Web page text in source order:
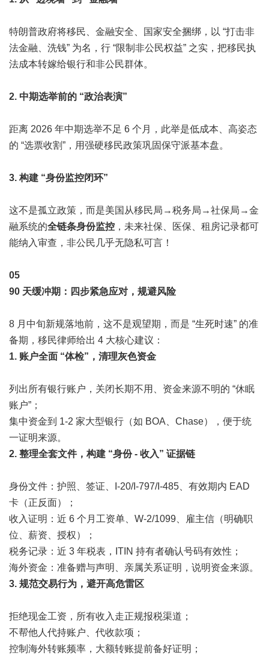
特朗普政府将移民、金融安全、国家安全捆绑，以 “打击非
法金融、洗钱” 为名，行 “限制非公民权益” 之实，把移民执
法成本转嫁给银行和非公民群体。
2. 中期选举前的 “政治表演”
距离 2026 年中期选举不足 6 个月，此举是低成本、高姿态
的 “选票收割”，用强硬移民政策巩固保守派基本盘。
3. 构建 “身份监控闭环”
这不是孤立政策，而是美国从移民局→税务局→社保局→金
融系统的全链条身份监控 ，未来社保、医保、租房记录都可
能纳入审查，非公民几乎无隐私可言！
05
90 天缓冲期：四步紧急应对，规避风险
8 月中旬新规落地前，这不是观望期，而是 “生死时速” 的准
备期，移民律师给出 4 大核心建议：
1. 账户全面 “体检”，清理灰色资金
列出所有银行账户，关闭长期不用、资金来源不明的 “休眠
账户”；
集中资金到 1-2 家大型银行（如 BOA、Chase），便于统
一证明来源。
2. 整理全套文件，构建 “身份 - 收入” 证据链
身份文件：护照、签证、I-20/I-797/I-485、有效期内 EAD
卡（正反面）；
收入证明：近 6 个月工资单、W-2/1099、雇主信（明确职
位、薪资、授权）；
税务记录：近 3 年税表，ITIN 持有者确认号码有效性；
海外资金：准备赠与声明、亲属关系证明，说明资金来源。
3. 规范交易行为，避开高危雷区
拒绝现金工资，所有收入走正规报税渠道；
不帮他人代持账户、代收款项；
控制海外转账频率，大额转账提前备好证明；